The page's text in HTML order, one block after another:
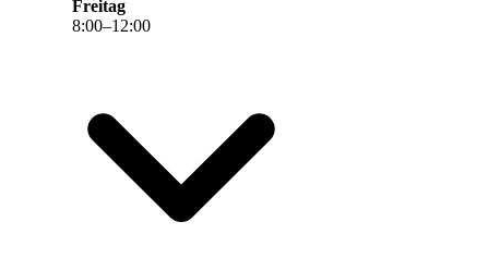
Freitag
8:00–12:00